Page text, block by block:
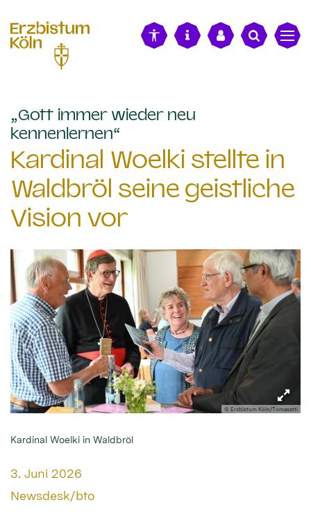
„Gott immer wieder neu
kennenlernen“
Kardinal Woelki stellte in
Waldbröl seine geistliche
Vision vor
© Erzbistum Köln/Tomasetti
Kardinal Woelki in Waldbröl
Datum:
3. Juni 2026
Von:
Newsdesk/bto